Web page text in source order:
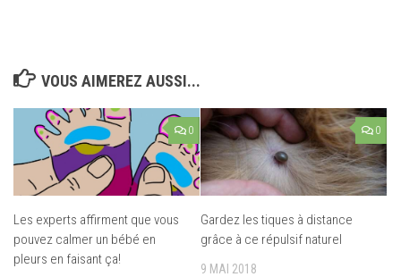
VOUS AIMEREZ AUSSI...
0
Les experts affirment que vous
pouvez calmer un bébé en
pleurs en faisant ça!
0
Gardez les tiques à distance
grâce à ce répulsif naturel
9 MAI 2018